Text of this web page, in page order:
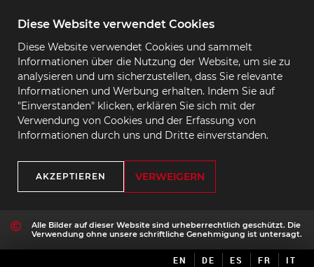
Diese Website verwendet Cookies
Diese Website verwendet Cookies und sammelt
Informationen über die Nutzung der Website, um sie zu
analysieren und um sicherzustellen, dass Sie relevante
Informationen und Werbung erhalten. Indem Sie auf
"Einverstanden" klicken, erklären Sie sich mit der
Verwendung von Cookies und der Erfassung von
Informationen durch uns und Dritte einverstanden.
AKZEPTIEREN VERWEIGERN
Alle Bilder auf dieser Website sind urheberrechtlich geschützt. Die
Verwendung ohne unsere schriftliche Genehmigung ist untersagt.
EN DE ES FR IT